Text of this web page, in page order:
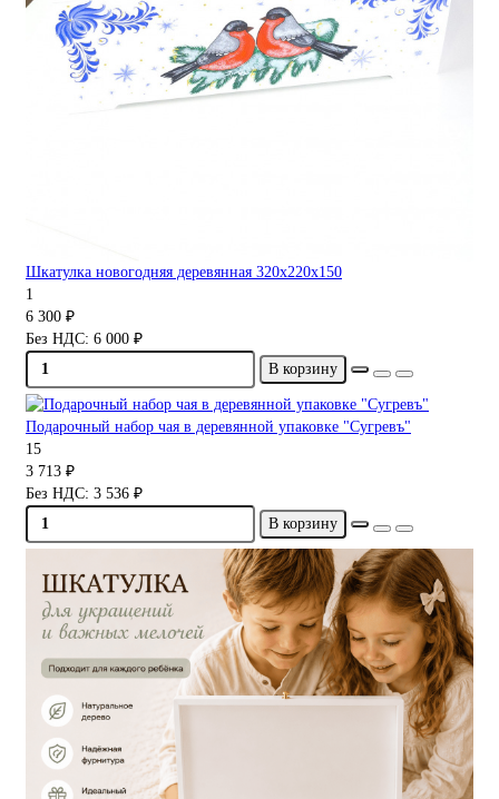
Шкатулка новогодняя деревянная 320х220х150
1
6 300 ₽
Без НДС: 6 000 ₽
В корзину
Подарочный набор чая в деревянной упаковке "Сугревъ"
15
3 713 ₽
Без НДС: 3 536 ₽
В корзину